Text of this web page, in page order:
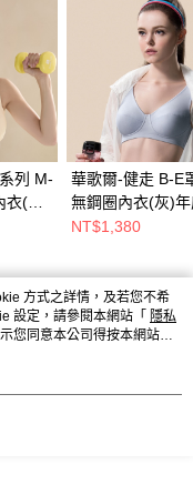
列 M-
(粉
華歌爾-健走 B-E
無鋼圈內衣(灰)
賣-舒適好伸展-
NT$1,380
方式之詳情，及若您不希
設定，請參閱本網站「 隱私
您同意本公司得按本網站使